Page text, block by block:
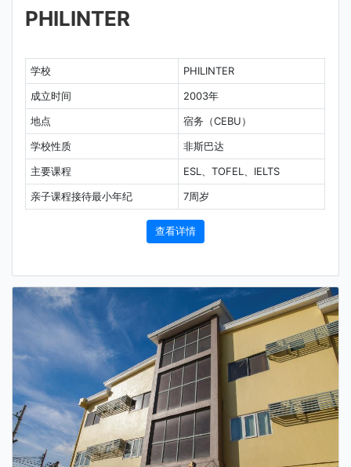
PHILINTER
学校
PHILINTER
成立时间
2003年
地点
宿务（CEBU）
学校性质
非斯巴达
主要课程
ESL、TOFEL、IELTS
亲子课程接待最小年纪
7周岁
查看详情